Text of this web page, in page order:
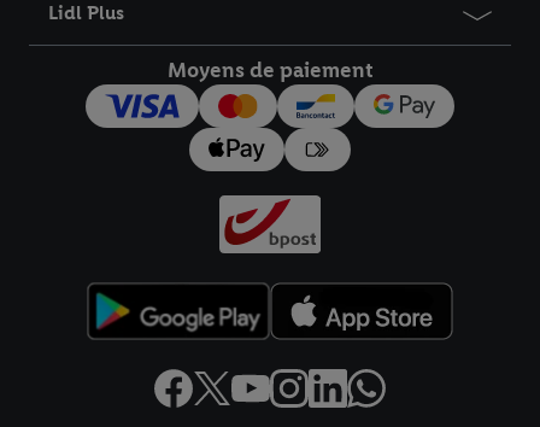
Lidl Plus
Moyens de paiement